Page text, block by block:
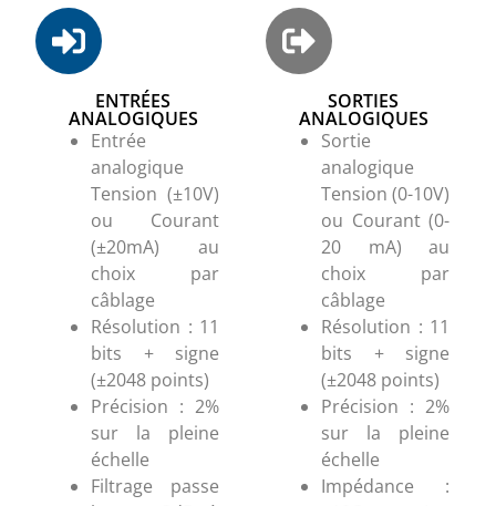
ENTRÉES
ANALOGIQUES
Entrée
analogique
Tension (±10V)
ou Courant
(±20mA) au
choix par
câblage
Résolution : 11
bits + signe
(±2048 points)
Précision : 2%
sur la pleine
échelle
Filtrage passe
SORTIES
ANALOGIQUES
Sortie
analogique
Tension (0-10V)
ou Courant (0-
20 mA) au
choix par
câblage
Résolution : 11
bits + signe
(±2048 points)
Précision : 2%
sur la pleine
échelle
Impédance :